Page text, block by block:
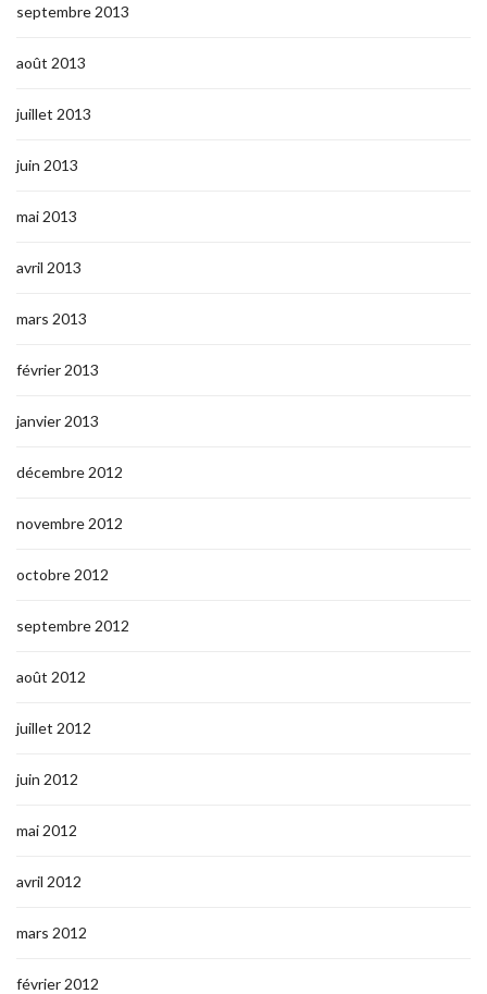
septembre 2013
août 2013
juillet 2013
juin 2013
mai 2013
avril 2013
mars 2013
février 2013
janvier 2013
décembre 2012
novembre 2012
octobre 2012
septembre 2012
août 2012
juillet 2012
juin 2012
mai 2012
avril 2012
mars 2012
février 2012